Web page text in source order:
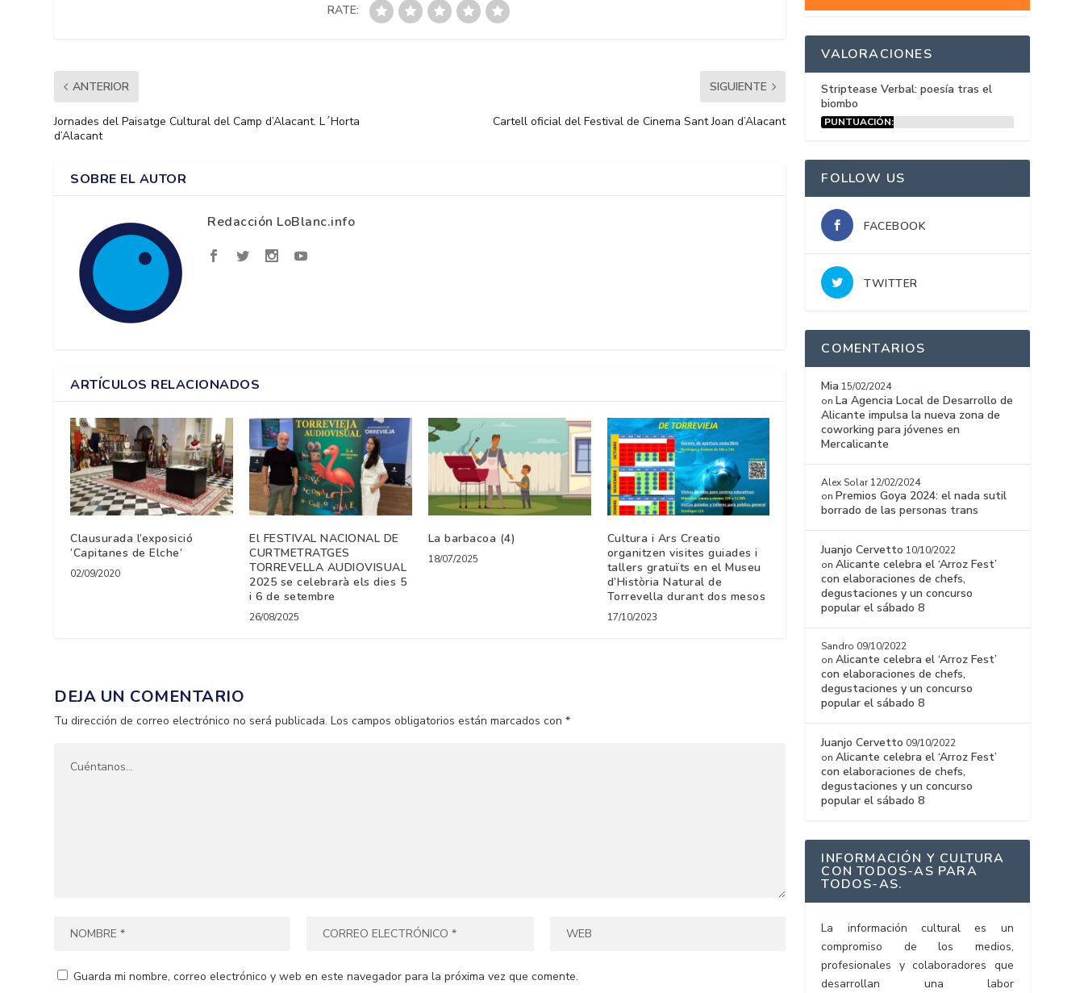
RATE:
ANTERIOR
Jornades del Paisatge Cultural del Camp d’Alacant. L´Horta
d’Alacant
SIGUIENTE
Cartell oficial del Festival de Cinema Sant Joan d’Alacant
SOBRE EL AUTOR
Redacción LoBlanc.info
ARTÍCULOS RELACIONADOS
Clausurada l’exposició
‘Capitanes de Elche’
02/09/2020
El FESTIVAL NACIONAL DE
CURTMETRATGES
TORREVELLA AUDIOVISUAL
2025 se celebrarà els dies 5
i 6 de setembre
26/08/2025
La barbacoa (4)
18/07/2025
Cultura i Ars Creatio
organitzen visites guiades i
tallers gratuïts en el Museu
d’Història Natural de
Torrevella durant dos mesos
17/10/2023
DEJA UN COMENTARIO
Tu dirección de correo electrónico no será publicada. Los campos obligatorios están marcados con*
Guarda mi nombre, correo electrónico y web en este navegador para la próxima vez que comente.
VALORACIONES
Striptease Verbal: poesía tras el
biombo
PUNTUACIÓN:
FOLLOW US
FACEBOOK
TWITTER
COMENTARIOS
Mia 15/02/2024
on La Agencia Local de Desarrollo de
Alicante impulsa la nueva zona de
coworking para jóvenes en
Mercalicante
Alex Solar 12/02/2024
on Premios Goya 2024: el nada sutil
borrado de las personas trans
Juanjo Cervetto 10/10/2022
onAlicante celebra el ‘Arroz Fest’
con elaboraciones de chefs,
degustaciones y un concurso
popular el sábado 8
Sandro 09/10/2022
onAlicante celebra el ‘Arroz Fest’
con elaboraciones de chefs,
degustaciones y un concurso
popular el sábado 8
Juanjo Cervetto 09/10/2022
onAlicante celebra el ‘Arroz Fest’
con elaboraciones de chefs,
degustaciones y un concurso
popular el sábado 8
INFORMACIÓN Y CULTURA
CON TODOS-AS PARA
TODOS-AS.
La información cultural es un
compromiso de los medios,
profesionales y colaboradores que
desarrollan una labor